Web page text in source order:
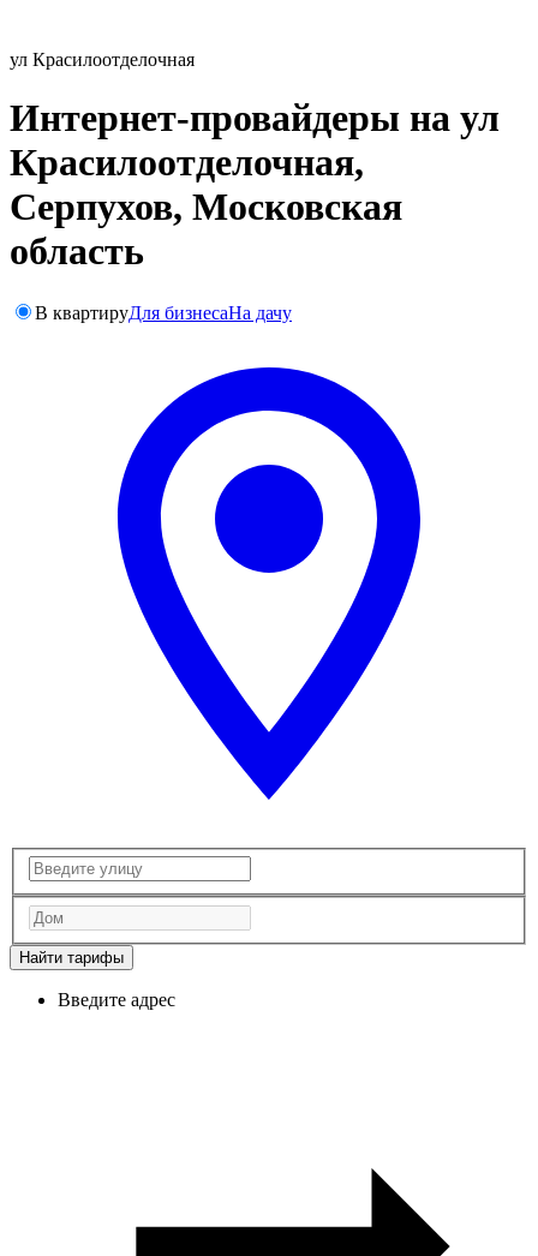
ул Красилоотделочная
Интернет-провайдеры на ул
Красилоотделочная,
Серпухов, Московская
область
В квартируДля бизнесаНа дачу
Найти тарифы
Введите адрес